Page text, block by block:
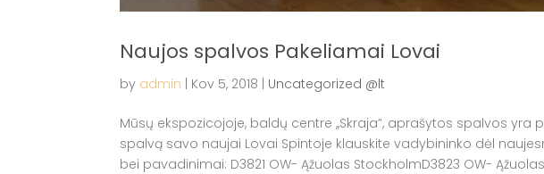
Naujos spalvos Pakeliamai Lovai
by admin | Kov 5, 2018 | Uncategorized @lt
Mūsų ekspozicojoje, baldų centre ,,Skraja”, aprašytos spalvos yra
spalvą savo naujai Lovai Spintoje klauskite vadybininko dėl
bei pavadinimai: D3821 OW- Ąžuolas StockholmD3823 OW- Ąžuolas